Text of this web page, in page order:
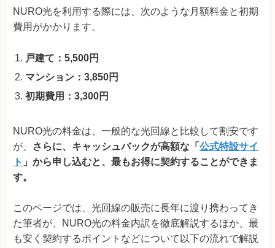
NURO光を利用する際には、次のような月額料金と初期
費用がかかります。
戸建て： 5,500円
マンション：3,850円
初期費用：3,300円
NURO光の料金は、一般的な光回線と比較して割安です
が、
さらに、キャッシュバックが高額な「 公式特設サイ
ト 」から申し込むと、最もお得に契約することができま
す。
このページでは、光回線の販売に長年に渡り携わってき
た筆者が、NURO光の料金内訳を徹底解説するほか、最
も安く契約するポイントなどについて以下の流れで解説